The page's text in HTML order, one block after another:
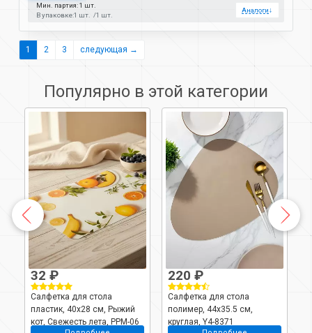
Мин. партия: 1 шт.
В упаковке:1 шт. 1 шт.
Аналоги↓
1 2 3 следующая →
Популярно в этой категории
32 ₽
Салфетка для стола
пластик, 40х28 см, Рыжий
кот, Свежесть лета, PPM-06
220 ₽
Салфетка для стола
полимер, 44х35.5 см,
круглая, Y4-8371